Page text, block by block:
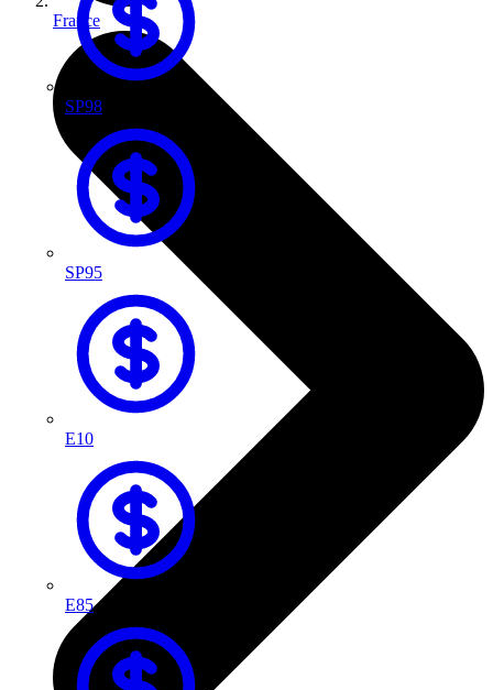
SP98
SP95
E10
E85
France